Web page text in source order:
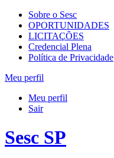
Sobre o Sesc
OPORTUNIDADES
LICITAÇÕES
Credencial Plena
Política de Privacidade
Meu perfil
Meu perfil
Sair
Sesc SP